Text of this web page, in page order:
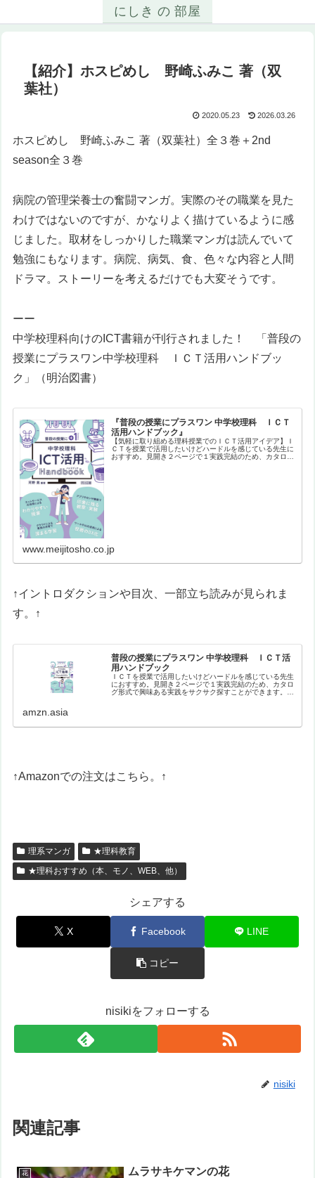
にしき の 部屋
【紹介】ホスピめし 野崎ふみこ 著（双
葉社）
2020.05.23 2026.03.26
ホスピめし 野崎ふみこ 著（双葉社）全３巻＋2nd
season全３巻
病院の管理栄養士の奮闘マンガ。実際のその職業を見た
わけではないのですが、かなりよく描けているように感
じました。取材をしっかりした職業マンガは読んでいて
勉強にもなります。病院、病気、食、色々な内容と人間
ドラマ。ストーリーを考えるだけでも大変そうです。
ーー
中学校理科向けのICT書籍が刊行されました！ 「普段の
授業にプラスワン中学校理科 ＩＣＴ活用ハンドブッ
ク 」（明治図書）
『普段の授業にプラスワン 中学校理科 ＩＣＴ
活用ハンドブック』
【気軽に取り組める理科授業でのＩＣＴ活用アイデア】Ｉ
ＣＴを授業で活用したいけどハードルを感じている先生に
おすすめ。見開き２ページで１実践完結のため、カタログ
www.meijitosho.co.jp
↑イントロダクションや目次、一部立ち読みが見られま
す。↑
普段の授業にプラスワン 中学校理科 ＩＣＴ活
用ハンドブック
ＩＣＴを授業で活用したいけどハードルを感じている先生
におすすめ。見開き２ページで１実践完結のため、カタロ
グ形式で興味ある実践をサクサク探すことができます。バ
amzn.asia
↑Amazonでの注文はこちら。↑
理系マンガ
★理科教育
★理科おすすめ（本、モノ、WEB、他）
シェアする
X Facebook LINE
コピー
nisikiをフォローする
nisiki
関連記事
花 ムラサキケマンの花